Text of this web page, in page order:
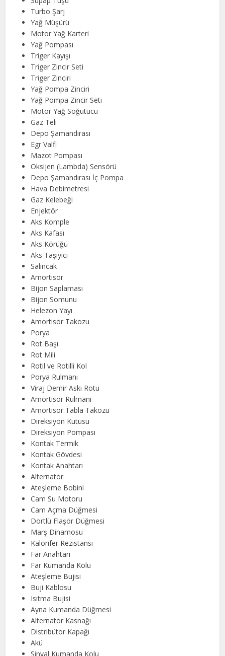
Turbo Şarj
Yağ Müşürü
Motor Yağ Karteri
Yağ Pompası
Triger Kayışı
Triger Zincir Seti
Triger Zinciri
Yağ Pompa Zinciri
Yağ Pompa Zincir Seti
Motor Yağ Soğutucu
Gaz Teli
Depo Şamandırası
Egr Valfi
Mazot Pompası
Oksijen (Lambda) Sensörü
Depo Şamandırası İç Pompa
Hava Debimetresi
Gaz Kelebeği
Enjektör
Aks Komple
Aks Kafası
Aks Körüğü
Aks Taşıyıcı
Salıncak
Amortisör
Bijon Saplaması
Bijon Somunu
Helezon Yayı
Amortisör Takozu
Porya
Rot Başı
Rot Mili
Rotil ve Rotilli Kol
Porya Rulmanı
Viraj Demir Askı Rotu
Amortisör Rulmanı
Amortisör Tabla Takozu
Direksiyon Kutusu
Direksiyon Pompası
Kontak Termik
Kontak Gövdesi
Kontak Anahtarı
Alternatör
Ateşleme Bobini
Cam Su Motoru
Cam Açma Düğmesi
Dörtlü Flaşör Düğmesi
Marş Dinamosu
Kalorifer Rezistansı
Far Anahtarı
Far Kumanda Kolu
Ateşleme Bujisi
Buji Kablosu
Isıtma Bujisi
Ayna Kumanda Düğmesi
Alternatör Kasnağı
Distribütör Kapağı
Akü
Sinyal Kumanda Kolu